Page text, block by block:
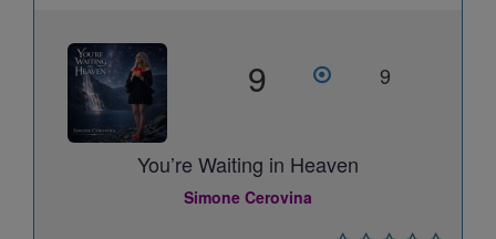
9 9
You’re Waiting in Heaven
Simone Cerovina